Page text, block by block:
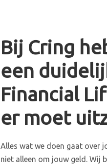
Bij Cring
een
Financial
er moet
Alles wat we doen gaat over
niet alleen om jouw geld. Wij